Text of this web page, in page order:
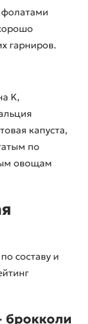
фолатами
гарниров.
K,
капуста,
по
овощам
составу и